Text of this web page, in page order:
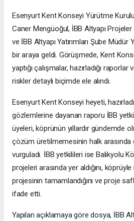
Esenyurt Kent Konseyi Yürütme
Caner Mengüoğul, İBB Altyapı
ve İBB Altyapı Yatırımları Şube Müdür
bir araya geldi. Görüşmede, Kent
yaptığı çalışmalar, hazırladığı
riskler detaylı biçimde ele alındı.
Esenyurt Kent Konseyi heyeti,
gözlemlerine dayanan raporu İBB
üyeleri, köprünün yıllardır gündemde
çözüm üretilmemesinin halk arasında
vurguladı. İBB yetkilileri ise Balıkyolu
projeleri arasında yer aldığını,
projesinin tamamlandığını ve proje
ifade etti.
Yapılan açıklamaya göre dosya, İBB